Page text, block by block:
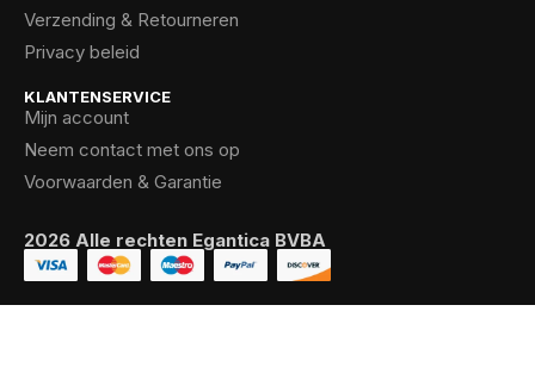
Verzending & Retourneren
Privacy beleid
KLANTENSERVICE
Mijn account
Neem contact met ons op
Voorwaarden & Garantie
2026 Alle rechten Egantica BVBA